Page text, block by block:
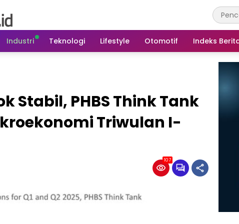
Industri Teknologi Lifestyle Otomotif Indeks
Stabil, PHBS Think Tank
Triwulan I-
107